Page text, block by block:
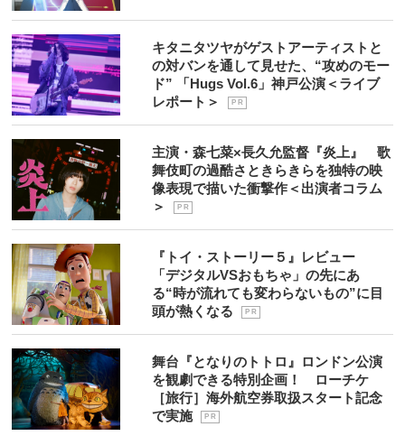
キタニタツヤがゲストアーティストと
の対バンを通して見せた、“攻めのモー
ド” 「Hugs Vol.6」神戸公演＜ライブ
レポート＞
P R
主演・森七菜×長久允監督『炎上』 歌
舞伎町の過酷さときらきらを独特の映
像表現で描いた衝撃作＜出演者コラム
＞
P R
『トイ・ストーリー５』レビュー
「デジタルVSおもちゃ」の先にあ
る“時が流れても変わらないもの”に目
頭が熱くなる
P R
舞台『となりのトトロ』ロンドン公演
を観劇できる特別企画！ ローチケ
［旅行］海外航空券取扱スタート記念
で実施
P R